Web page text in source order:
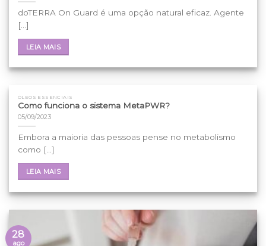
doTERRA On Guard é uma opção natural eficaz. Agente
[...]
LEIA MAIS
ÓLEOS ESSENCIAIS
Como funciona o sistema MetaPWR?
05/09/2023
Embora a maioria das pessoas pense no metabolismo
como [...]
LEIA MAIS
28
ago